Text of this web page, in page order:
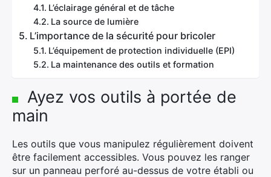
L’éclairage général et de tâche
La source de lumière
L’importance de la sécurité pour bricoler
L’équipement de protection individuelle (EPI)
La maintenance des outils et formation
Ayez vos outils à portée de
main
Les outils que vous manipulez régulièrement doivent
être facilement accessibles. Vous pouvez les ranger
sur un panneau perforé au-dessus de votre établi ou